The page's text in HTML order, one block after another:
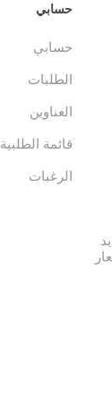
حسابي
حسابي
الطلبات
العناوين
قائمة الطلبية
الرغبات